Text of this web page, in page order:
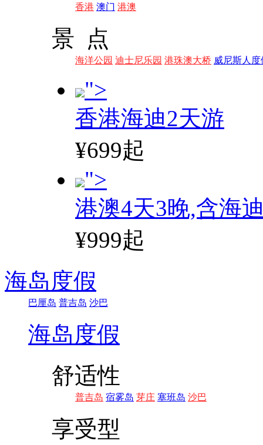
香港 澳门 港澳
景 点
海洋公园 迪士尼乐园 港珠澳大桥 威尼斯人度
">
香港海迪2天游
¥699起
">
港澳4天3晚,含海
¥999起
海岛度假
巴厘岛 普吉岛 沙巴
海岛度假
舒适性
普吉岛 宿雾岛 芽庄 塞班岛 沙巴
享受型